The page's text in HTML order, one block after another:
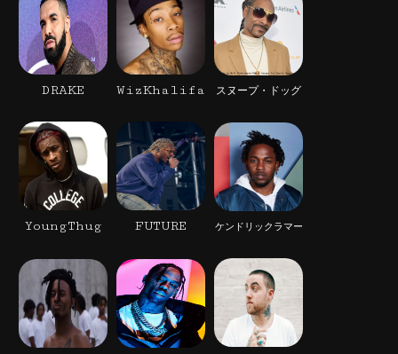
DRAKE WizKhalifa スヌープ・ドッグ
YoungThug FUTURE ケンドリックラマー